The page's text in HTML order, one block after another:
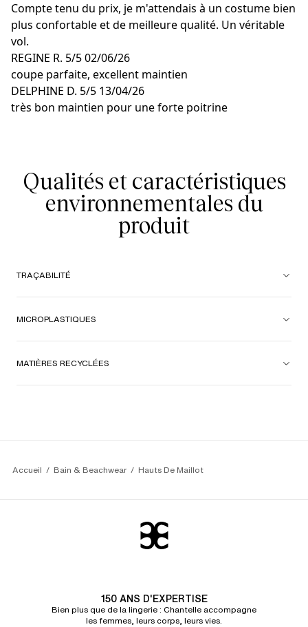
Compte tenu du prix, je m'attendais à un costume bien
plus confortable et de meilleure qualité. Un véritable
vol.
REGINE R. 5/502/06/26
coupe parfaite, excellent maintien
DELPHINE D. 5/5 13/04/26
très bon maintien pour une forte poitrine
Qualités et caractéristiques
environnementales du
produit
TRAÇABILITÉ
MICROPLASTIQUES
MATIÈRES RECYCLÉES
Accueil Bain & Beachwear Hauts De Maillot
150 ANS D'EXPERTISE
Bien plus que de la lingerie : Chantelle accompagne
les femmes, leurs corps, leurs vies.